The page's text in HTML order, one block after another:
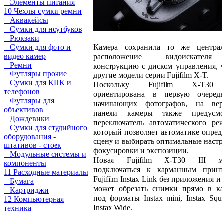
Элементы питания
10 Чехлы сумки ремни
Аквакейсы
Сумки для ноутбуков
Рюкзаки
Сумки для фото и
видео камер
Ремни
Футляры прочие
Сумки для КПК и
телефонов
Футляры для
объективов
Дождевики
Сумки для студийного
оборудования -
штативов - стоек
Модульные системы и
компоненты
11 Расходные материалы
Бумага
Картриджи
12 Компьютерная
техника
Камера сохранила то же
расположение
конструкцию с диском управления,
другие модели серии Fujifilm X-T.
Поскольку Fujifilm X-
ориентирована в первую
начинающих фотографов, на
панели камеры также
переключатель автоматического
который позволяет автоматике
сцену и выбирать оптимальные
фокусировки и экспозиции.
Новая Fujifilm X-T30 III
подключаться к карманным
Fujifilm Instax Link без приложения
может обрезать снимки прямо в
под форматы Instax mini, Instax
Instax Wide.